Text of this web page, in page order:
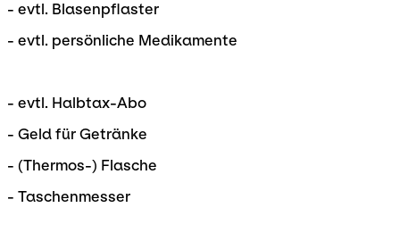
- evtl. Blasenpflaster
- evtl. persönliche Medikamente
- evtl. Halbtax-Abo
- Geld für Getränke
- (Thermos-) Flasche
- Taschenmesser